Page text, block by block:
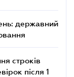
державний
строків
після 1